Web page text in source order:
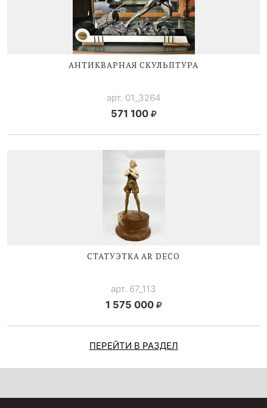
АНТИКВАРНАЯ СКУЛЬПТУРА
арт. 01_3264
571 100
СТАТУЭТКА AR DECO
арт. 67_113
1 575 000
ПЕРЕЙТИ В РАЗДЕЛ